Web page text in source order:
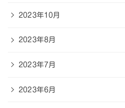
2023年10月
2023年8月
2023年7月
2023年6月